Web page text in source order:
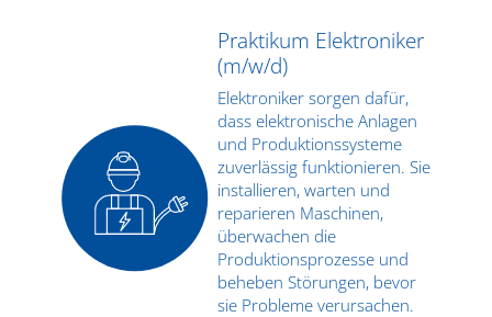
Praktikum Elektroniker
(m/w/d)
Elektroniker sorgen dafür,
dass elektronische Anlagen
und Produktionssysteme
zuverlässig funktionieren. Sie
installieren, warten und
reparieren Maschinen,
überwachen die
Produktionsprozesse und
beheben Störungen, bevor
sie Probleme verursachen.